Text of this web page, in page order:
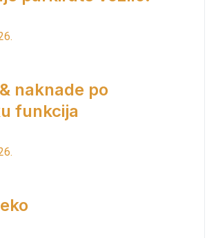
naknade po
funkcija